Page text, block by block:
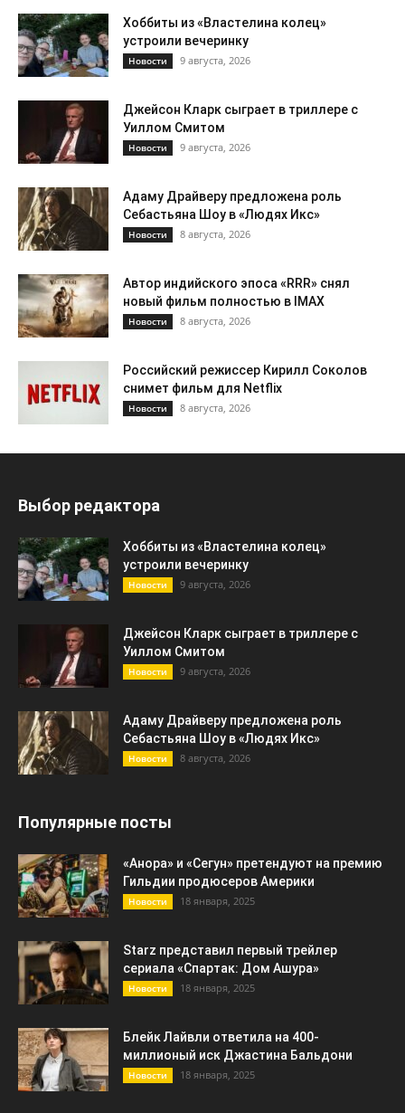
Хоббиты из «Властелина колец»
устроили вечеринку
Новости 9 августа, 2026
Джейсон Кларк сыграет в триллере с
Уиллом Смитом
Новости 9 августа, 2026
Адаму Драйверу предложена роль
Себастьяна Шоу в «Людях Икс»
Новости 8 августа, 2026
Автор индийского эпоса «RRR» снял
новый фильм полностью в IMAX
Новости 8 августа, 2026
Российский режиссер Кирилл Соколов
снимет фильм для Netflix
Новости 8 августа, 2026
Выбор редактора
Хоббиты из «Властелина колец»
устроили вечеринку
Новости 9 августа, 2026
Джейсон Кларк сыграет в триллере с
Уиллом Смитом
Новости 9 августа, 2026
Адаму Драйверу предложена роль
Себастьяна Шоу в «Людях Икс»
Новости 8 августа, 2026
Популярные посты
«Анора» и «Сегун» претендуют на премию
Гильдии продюсеров Америки
Новости 18 января, 2025
Starz представил первый трейлер
сериала «Спартак: Дом Ашура»
Новости 18 января, 2025
Блейк Лайвли ответила на 400-
миллионый иск Джастина Бальдони
Новости 18 января, 2025